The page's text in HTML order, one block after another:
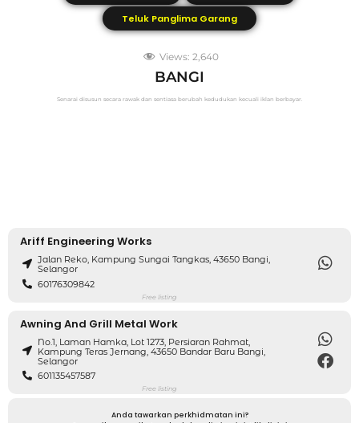
Teluk Panglima Garang
Views: 2,640
BANGI
Senarai disusun secara rawak dan sentiasa berubah kedudukan kecuali iklan berbayar.
Ariff Engineering Works
Jalan Reko, Kampung Sungai Tangkas, 43650 Bangi,
Selangor
60176309842
Free listing
Awning And Grill Metal Work
No.1, Laman Hamka, Lot 1273, Persiaran Rahmat,
Kampung Teras Jernang, 43650 Bandar Baru Bangi,
Selangor
601135457587
Free listing
Anda tawarkan perkhidmatan ini?